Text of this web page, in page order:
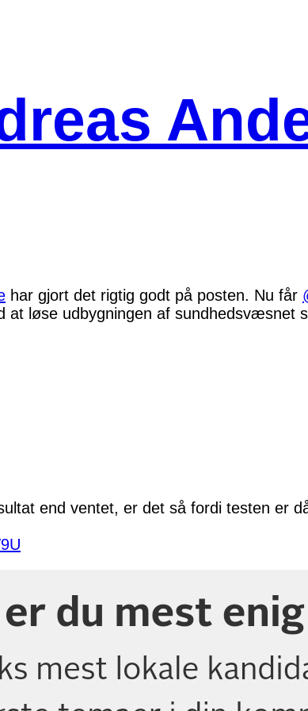
har gjort det rigtig godt på posten. Nu får
løse udbygningen af sundhedsvæsnet
end ventet, er det så fordi testen er